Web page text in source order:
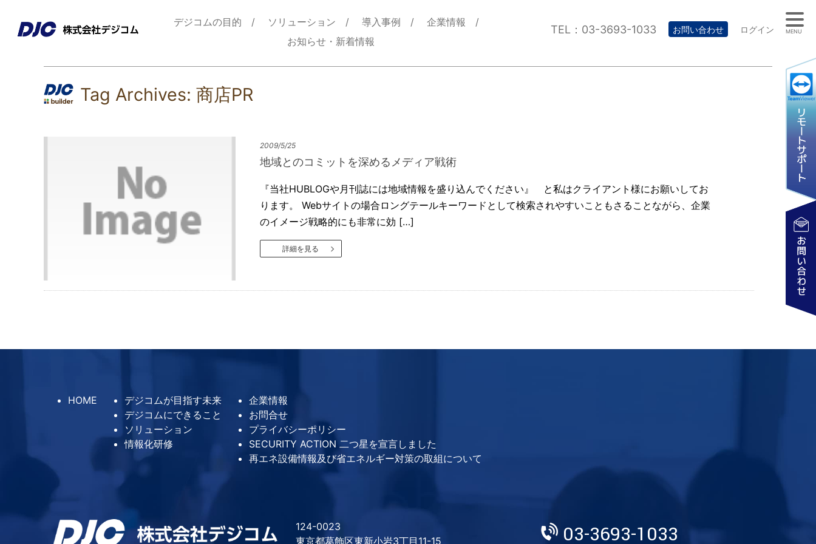
デジコムの目的 ソリューション 導入事例
企業情報
お知らせ・新着情報
TEL：03-3693-1033 お問い合わせ ログイン
Tag Archives: 商店PR
2009/5/25
地域とのコミットを深めるメディア戦術
『当社HUBLOGや月刊誌には地域情報を盛り込んでください』 と私はクライアント様にお願いしてお
ります。 Webサイトの場合ロングテールキーワードとして検索されやすいこともさることながら、企業
のイメージ戦略的にも非常に効 […]
詳細を見る
MENU
HOME
デジコムが目指す未来
デジコムにできること
ソリューション
情報化研修
企業情報
お問合せ
プライバシーポリシー
SECURITY ACTION 二つ星を宣言しました
再エネ設備情報及び省エネルギー対策の取組について
124-0023
東京都葛飾区東新小岩3丁目11-15
03-3693-1033